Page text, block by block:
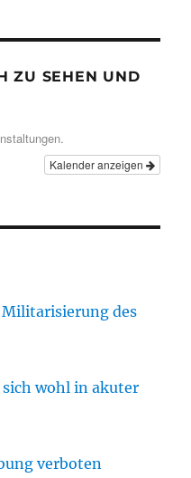
ZU SEHEN UND
Kalender anzeigen
Militarisierung des
wohl in akuter
verboten